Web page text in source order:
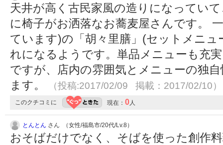
天井が高く古民家風の造りになってい
に椅子がお洒落なお蕎麦屋さんです。
ています)の「胡々里膳」(セットメニ
れになるようです。単品メニューも充
ですが、店内の雰囲気とメニューの独
ます。
（投稿:2017/02/09 掲載：2017/02/10）
このクチコミに 現在： 0人
とんとん さん （女性/福島市/20代/Lv.8）
おそばだけでなく、そばを使った創作